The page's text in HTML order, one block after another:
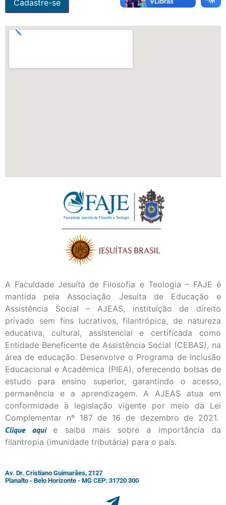
A Faculdade Jesuíta de Filosofia e Teologia – FAJE é
mantida pela Associação Jesuíta de Educação e
Assistência Social – AJEAS, instituição de direito
privado sem fins lucrativos, filantrópica, de natureza
educativa, cultural, assistencial e certificada como
Entidade Beneficente de Assistência Social (CEBAS), na
área de educação. Desenvolve o Programa de Inclusão
Educacional e Acadêmica (PIEA), oferecendo bolsas de
estudo para ensino superior, garantindo o acesso,
permanência e a aprendizagem. A AJEAS atua em
conformidade à legislação vigente por meio da Lei
Complementar nº 187 de 16 de dezembro de 2021.
Cliqueaqui
e saiba mais sobre a importância da
filantropia (imunidade tributária) para o país.
Av. Dr. Cristiano Guimarães, 2127
Planalto - Belo Horizonte - MG CEP: 31720 300